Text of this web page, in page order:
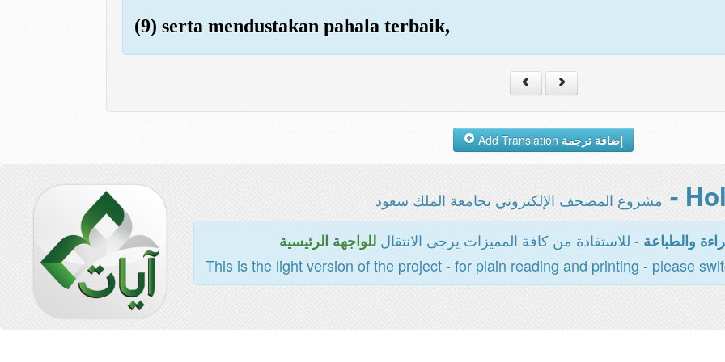
(9) serta mendustakan pahala terbaik,
إضافة ترجمة
مشروع المصحف الإلكتروني بجامعة الملك سعود
والطباعة - للاستفادة من كافة المميزات يرجى الانتقالللواجهة الرئيسية
This is the light version of the project - for plain reading and printing - please